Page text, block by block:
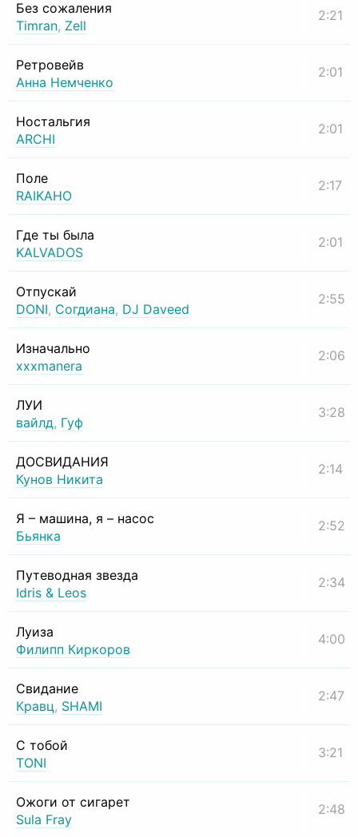
Без сожаления
Timran, Zell
2:21
Ретровейв
Анна Немченко
2:01
Ностальгия
ARCHI
2:01
Поле
RAIKAHO
2:17
Где ты была
KALVADOS
2:01
Отпускай
DONI, Согдиана, DJ Daveed
2:55
Изначально
xxxmanera
2:06
ЛУИ
вайлд, Гуф
3:28
ДОСВИДАНИЯ
Кунов Никита
2:14
Я – машина, я – насос
Бьянка
2:52
Путеводная звезда
Idris & Leos
2:34
Луиза
Филипп Киркоров
4:00
Свидание
Кравц, SHAMI
2:47
С тобой
TONI
3:21
Ожоги от сигарет
Sula Fray
2:48